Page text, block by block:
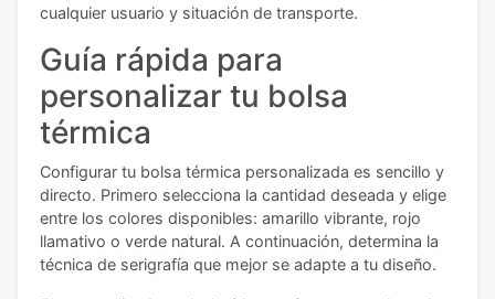
cualquier usuario y situación de transporte.
Guía rápida para
personalizar tu bolsa
térmica
Configurar tu bolsa térmica personalizada es sencillo y
directo. Primero selecciona la cantidad deseada y elige
entre los colores disponibles: amarillo vibrante, rojo
llamativo o verde natural. A continuación, determina la
técnica de serigrafía que mejor se adapte a tu diseño.